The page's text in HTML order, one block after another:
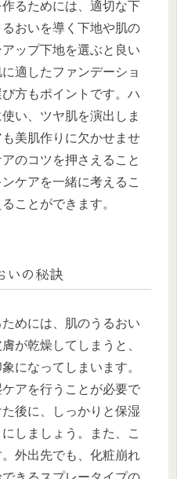
るためには、適切な下
おいを導く下地や肌の
ップ下地を選ぶと良い
適したファンデーショ
方もポイントです。ハ
い、ツヤ肌を演出しま
美肌作りに欠かせませ
のコツを押さえること
ケアを一緒に考えるこ
ことができます。
いの秘訣
めには、肌のうるおい
が乾燥してしまうと、
になってしまいます。
アを行うことが必要で
後に、しっかりと保湿
しましょう。また、こ
外出先でも、化粧崩れ